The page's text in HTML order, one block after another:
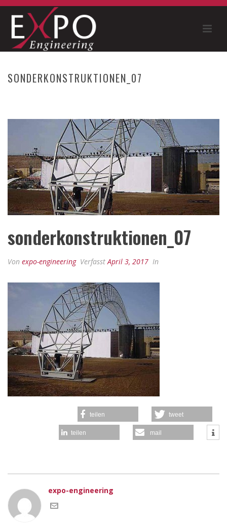
SONDERKONSTRUKTIONEN_07
sonderkonstruktionen_07
Von expo-engineering Verfasst April 3, 2017 In
teilen tweet
teilen mail
expo-engineering